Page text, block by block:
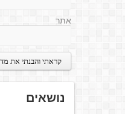
אתר
נושאים